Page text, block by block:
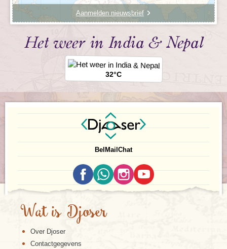
Aanmelden nieuwsbrief
Het weer in India & Nepal
32°C
Bel Mail Chat
Wat is Djoser
Over Djoser
Contactgegevens